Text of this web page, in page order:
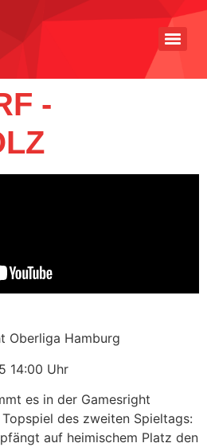
-
Oberliga Hamburg
14:00 Uhr
es in der Gamesright
des zweiten Spieltags:
auf heimischem Platz den